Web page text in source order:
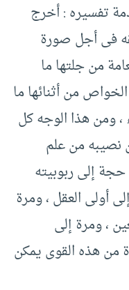
تفسيره :‏ أخرج
فى أجل صورة
من جلتها ما
من أثنائها ما
ومن هذا الوجه كل
نصيبه من علم
حجة إلى ربوبيته
أولى العقل ، ومرة
، ومرة إلى
من هذه القوى يمكن